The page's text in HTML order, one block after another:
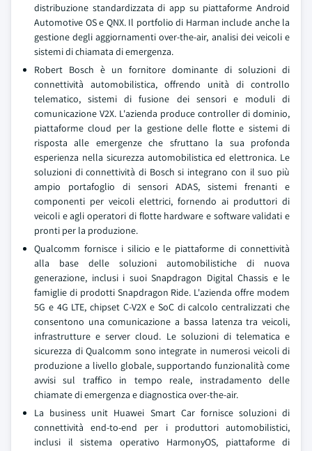
distribuzione standardizzata di app su piattaforme Android
Automotive OS e QNX. Il portfolio di Harman include anche la
gestione degli aggiornamenti over-the-air, analisi dei veicoli e
sistemi di chiamata di emergenza.
Robert Bosch è un fornitore dominante di soluzioni di
connettività automobilistica, offrendo unità di controllo
telematico, sistemi di fusione dei sensori e moduli di
comunicazione V2X. L'azienda produce controller di dominio,
piattaforme cloud per la gestione delle flotte e sistemi di
risposta alle emergenze che sfruttano la sua profonda
esperienza nella sicurezza automobilistica ed elettronica. Le
soluzioni di connettività di Bosch si integrano con il suo più
ampio portafoglio di sensori ADAS, sistemi frenanti e
componenti per veicoli elettrici, fornendo ai produttori di
veicoli e agli operatori di flotte hardware e software validati e
pronti per la produzione.
Qualcomm fornisce i silicio e le piattaforme di connettività
alla base delle soluzioni automobilistiche di nuova
generazione, inclusi i suoi Snapdragon Digital Chassis e le
famiglie di prodotti Snapdragon Ride. L'azienda offre modem
5G e 4G LTE, chipset C-V2X e SoC di calcolo centralizzati che
consentono una comunicazione a bassa latenza tra veicoli,
infrastrutture e server cloud. Le soluzioni di telematica e
sicurezza di Qualcomm sono integrate in numerosi veicoli di
produzione a livello globale, supportando funzionalità come
avvisi sul traffico in tempo reale, instradamento delle
chiamate di emergenza e diagnostica over-the-air.
La business unit Huawei Smart Car fornisce soluzioni di
connettività end-to-end per i produttori automobilistici,
inclusi il sistema operativo HarmonyOS, piattaforme di